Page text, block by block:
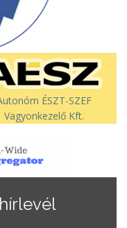
ÉSZT-SZEF
Vagyonkezelő Kft.